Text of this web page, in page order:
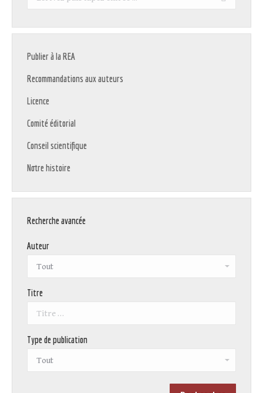
Publier à la REA
Recommandations aux auteurs
Licence
Comité éditorial
Conseil scientifique
Notre histoire
Recherche avancée
Auteur
Titre
Type de publication